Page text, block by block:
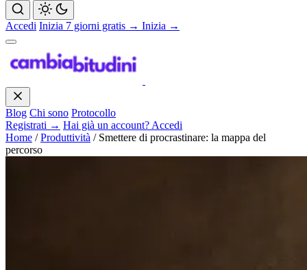
Accedi Inizia 7 giorni gratis → Inizia →
Blog Chi sono Protocollo
Registrati → Hai già un account? Accedi
Home / Produttività / Smettere di procrastinare: la mappa del
percorso